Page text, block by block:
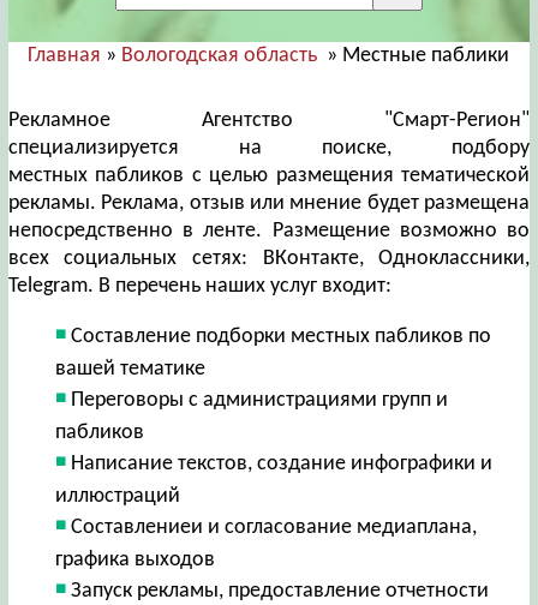
Главная » Вологодская область » Местные паблики
Рекламное Агентство "Смарт-Регион"
специализируется на поиске, подбору
местных пабликов с целью размещения тематической
рекламы. Реклама, отзыв или мнение будет размещена
непосредственно в ленте. Размещение возможно во
всех социальных сетях: ВКонтакте, Одноклассники,
Telegram. В перечень наших услуг входит:
Составление подборки местных пабликов по
вашей тематике
Переговоры с администрациями групп и
пабликов
Написание текстов, создание инфографики и
иллюстраций
Составлениеи и согласование медиаплана,
графика выходов
Запуск рекламы, предоставление отчетности